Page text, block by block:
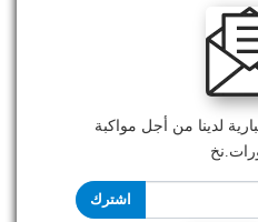
لدينا من أجل مواكبة
اشترك